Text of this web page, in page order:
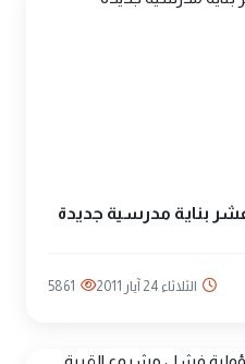
بناية مدرسية جديدة
الثلاثاء 24 آيار 2011 5861